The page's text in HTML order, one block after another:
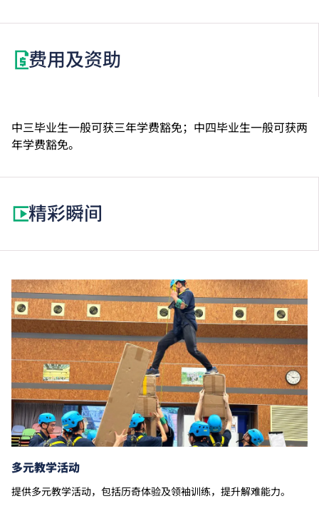
科第2级或以上成绩的VTC高级文凭课程。修读此选修
费用及资助
中三毕业生一般可获三年学费豁免；中四毕业生一般可获两
年学费豁免。
精彩瞬间
多元教学活动
提供多元教学活动，包括历奇体验及领袖训练，提升解难能力。